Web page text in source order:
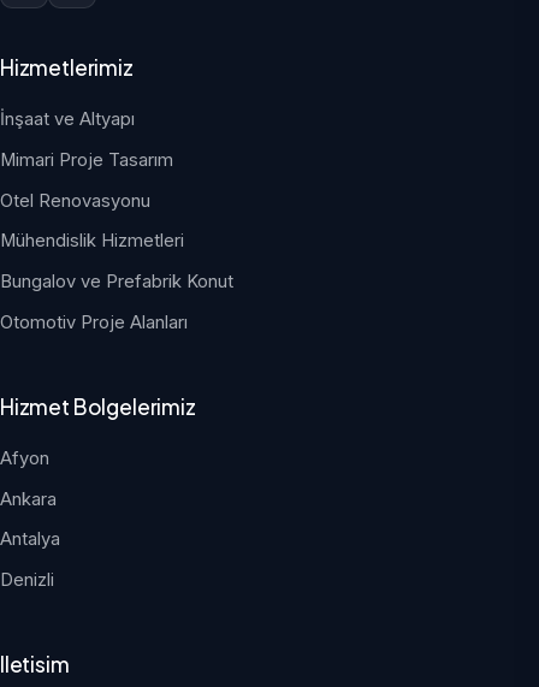
Hizmetlerimiz
İnşaat ve Altyapı
Mimari Proje Tasarım
Otel Renovasyonu
Mühendislik Hizmetleri
Bungalov ve Prefabrik Konut
Otomotiv Proje Alanları
Hizmet Bolgelerimiz
Afyon
Ankara
Antalya
Denizli
Iletisim